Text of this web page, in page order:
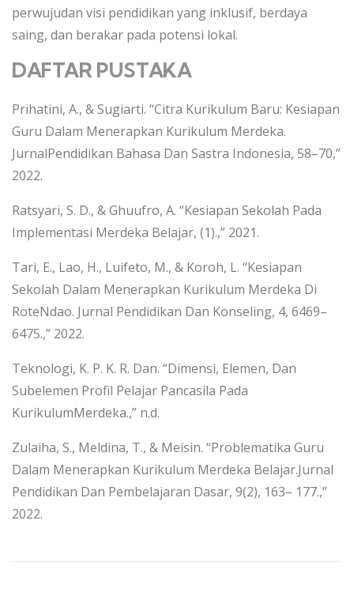
perwujudan visi pendidikan yang inklusif, berdaya
saing, dan berakar pada potensi lokal.
DAFTAR PUSTAKA
Prihatini, A., & Sugiarti. “Citra Kurikulum Baru: Kesiapan
Guru Dalam Menerapkan Kurikulum Merdeka.
JurnalPendidikan Bahasa Dan Sastra Indonesia, 58–70,”
2022.
Ratsyari, S. D., & Ghuufro, A. “Kesiapan Sekolah Pada
Implementasi Merdeka Belajar, (1).,” 2021.
Tari, E., Lao, H., Luifeto, M., & Koroh, L. “Kesiapan
Sekolah Dalam Menerapkan Kurikulum Merdeka Di
RoteNdao. Jurnal Pendidikan Dan Konseling, 4, 6469–
6475.,” 2022.
Teknologi, K. P. K. R. Dan. “Dimensi, Elemen, Dan
Subelemen Profil Pelajar Pancasila Pada
KurikulumMerdeka.,” n.d.
Zulaiha, S., Meldina, T., & Meisin. “Problematika Guru
Dalam Menerapkan Kurikulum Merdeka Belajar.Jurnal
Pendidikan Dan Pembelajaran Dasar, 9(2), 163– 177.,”
2022.